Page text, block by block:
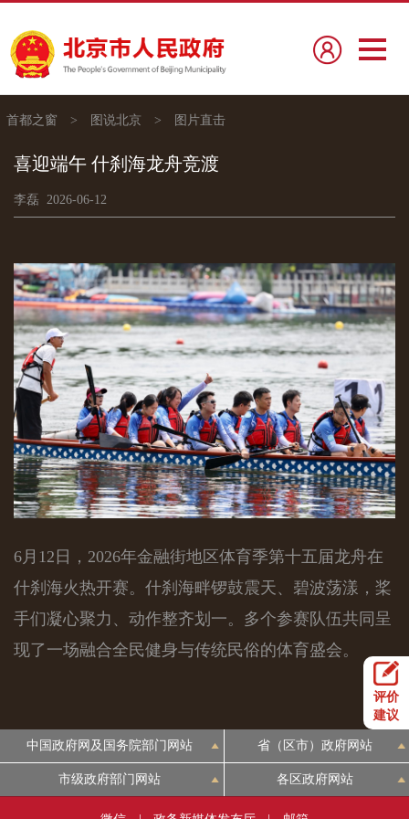
首都之窗 > 图说北京 > 图片直击
喜迎端午 什刹海龙舟竞渡
李磊 2026-06-12
6月12日，2026年金融街地区体育季第十五届龙舟在
什刹海火热开赛。什刹海畔锣鼓震天、碧波荡漾，桨
手们凝心聚力、动作整齐划一。多个参赛队伍共同呈
现了一场融合全民健身与传统民俗的体育盛会。
评价
建议
中国政府网及国务院部门网站 省（区市）政府网站
市级政府部门网站 各区政府网站